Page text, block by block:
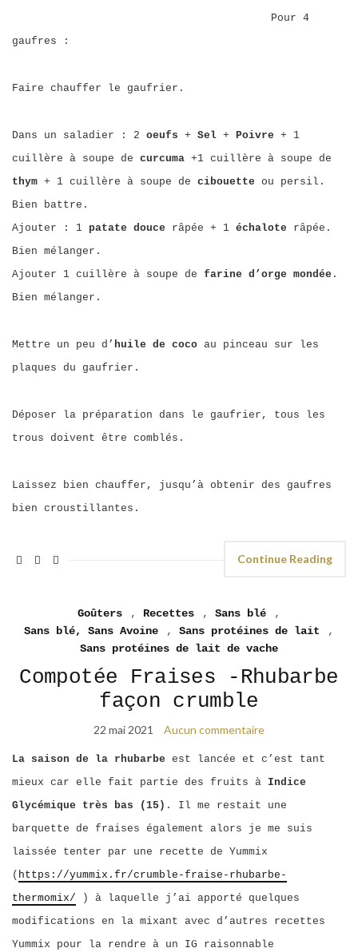
Pour 4
gaufres :
Faire chauffer le gaufrier.
Dans un saladier : 2 oeufs + Sel + Poivre + 1
cuillère à soupe de curcuma +1 cuillère à soupe de
thym + 1 cuillère à soupe de cibouette ou persil.
Bien battre.
Ajouter : 1 patate douce râpée + 1 échalote râpée.
Bien mélanger.
Ajouter 1 cuillère à soupe de farine d’orge mondée .
Bien mélanger.
Mettre un peu d’ huile de coco au pinceau sur les
plaques du gaufrier.
Déposer la préparation dans le gaufrier, tous les
trous doivent être comblés.
Laissez bien chauffer, jusqu’à obtenir des gaufres
bien croustillantes.
Continue Reading
Goûters , Recettes , Sans blé
,
Sans blé, Sans Avoine
, Sans protéines de lait
,
Sans protéines de lait de vache
Compotée Fraises -Rhubarbe
façon crumble
22 mai 2021 Aucun commentaire
La saison de la rhubarbe est lancée et c’est tant
mieux car elle fait partie des fruits à Indice
Glycémique très bas (15) . Il me restait une
barquette de fraises également alors je me suis
laissée tenter par une recette de Yummix
( https://yummix.fr/crumble-fraise-rhubarbe-
thermomix/ ) à laquelle j’ai apporté quelques
modifications en la mixant avec d’autres recettes
Yummix pour la rendre à un IG raisonnable